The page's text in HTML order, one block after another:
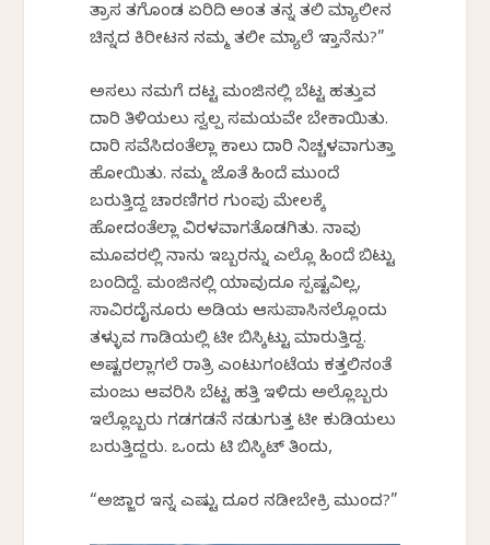
ತ್ರಾಸ ತಗೊಂಡ ಏರಿದಿ ಅಂತ ತನ್ನ ತಲಿ ಮ್ಯಾಲೀನ
ಚಿನ್ನದ ಕಿರೀಟನ ನಮ್ಮ ತಲೀ ಮ್ಯಾಲೆ ಇಡ್ತಾನೆನು?”
ಅಸಲು ನಮಗೆ ದಟ್ಟ ಮಂಜಿನಲ್ಲಿ ಬೆಟ್ಟ ಹತ್ತುವ
ದಾರಿ ತಿಳಿಯಲು ಸ್ವಲ್ಪ ಸಮಯವೇ ಬೇಕಾಯಿತು.
ದಾರಿ ಸವೆಸಿದಂತೆಲ್ಲಾ ಕಾಲು ದಾರಿ ನಿಚ್ಚಳವಾಗುತ್ತಾ
ಹೋಯಿತು. ನಮ್ಮ ಜೊತೆ ಹಿಂದೆ ಮುಂದೆ
ಬರುತ್ತಿದ್ದ ಚಾರಣಿಗರ ಗುಂಪು ಮೇಲಕ್ಕೆ
ಹೋದಂತೆಲ್ಲಾ ವಿರಳವಾಗತೊಡಗಿತು. ನಾವು
ಮೂವರಲ್ಲಿ ನಾನು ಇಬ್ಬರನ್ನು ಎಲ್ಲೊ ಹಿಂದೆ ಬಿಟ್ಟು
ಬಂದಿದ್ದೆ. ಮಂಜಿನಲ್ಲಿ ಯಾವುದೂ ಸ್ಪಷ್ಟವಿಲ್ಲ,
ಸಾವಿರದೈನೂರು ಅಡಿಯ ಆಸುಪಾಸಿನಲ್ಲೊಂದು
ತಳ್ಳುವ ಗಾಡಿಯಲ್ಲಿ ಟೀ ಬಿಸ್ಕಿಟ್ಟು ಮಾರುತ್ತಿದ್ದ.
ಅಷ್ಟರಲ್ಲಾಗಲೆ ರಾತ್ರಿ ಎಂಟುಗಂಟೆಯ ಕತ್ತಲಿನಂತೆ
ಮಂಜು ಆವರಿಸಿ ಬೆಟ್ಟ ಹತ್ತಿ ಇಳಿದು ಅಲ್ಲೊಬ್ಬರು
ಇಲ್ಲೊಬ್ಬರು ಗಡಗಡನೆ ನಡುಗುತ್ತ ಟೀ ಕುಡಿಯಲು
ಬರುತ್ತಿದ್ದರು. ಒಂದು ಟಿ ಬಿಸ್ಕಿಟ್ ತಿಂದು,
“ಅಜ್ಜಾರ ಇನ್ನ ಎಷ್ಟು ದೂರ ನಡೀಬೇಕ್ರಿ ಮುಂದ?”